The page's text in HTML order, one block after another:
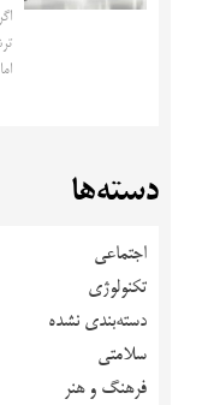
دسته‌ها
اجتماعی
تکنولوژی
دسته‌بندی نشده
سلامتی
فرهنگ و هنر